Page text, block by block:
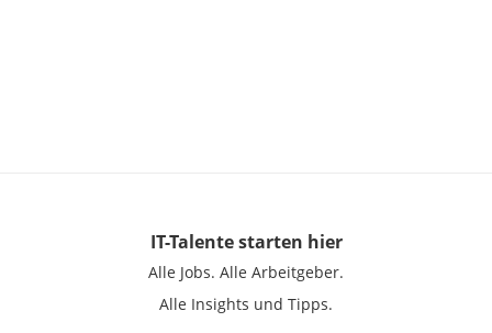
IT-Talentestarten hier
Alle Jobs. Alle Arbeitgeber.
Alle Insights und Tipps.